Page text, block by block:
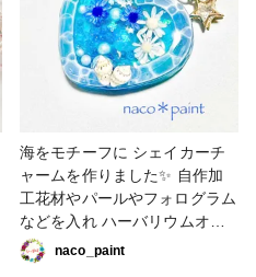
海をモチーフに シェイカーチ
ャームを作りました✨ 自作加
工花材やパールやフォログラム
などを入れ ハーバリウムオイ
ルを注いでいます♡ ゆっくり
と中身が動いて 可愛く仕上が
naco_paint